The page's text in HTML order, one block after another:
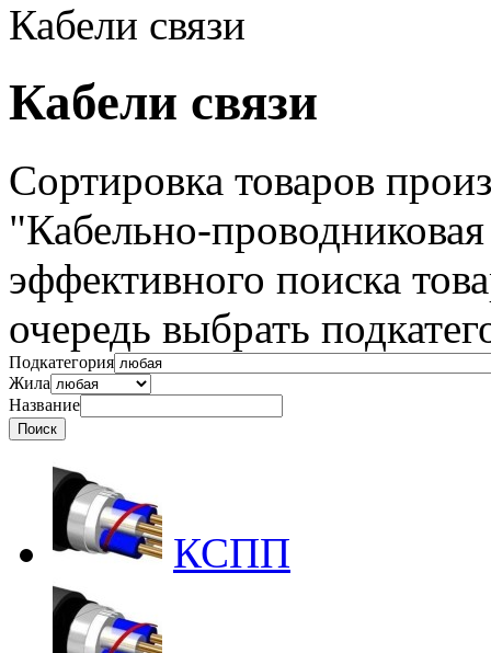
Кабели связи
Кабели связи
Сортировка товаров
"Кабельно-
эффективного поиска
очередь выбрать
Подкатегория
Жила
Название
КСПП